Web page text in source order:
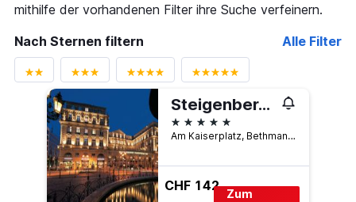
mithilfe der vorhandenen Filter ihre Suche verfeinern.
Nach Sternen filtern
Alle Filter
Steigenberger Icon Frankfurter Hof
5 Sterne
Am Kaiserplatz, Bethmannstraße 33, Frankfurt am Main, Hessen, Deutschland
CHF 142
Zum